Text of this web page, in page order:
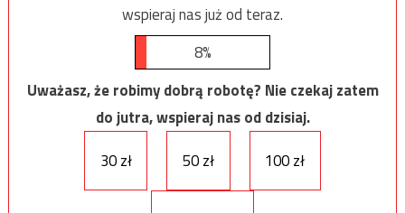
wspieraj nas już od teraz.
8%
Uważasz, że robimy dobrą robotę? Nie czekaj zatem
do jutra, wspieraj nas od dzisiaj.
30 zł
50 zł 100 zł